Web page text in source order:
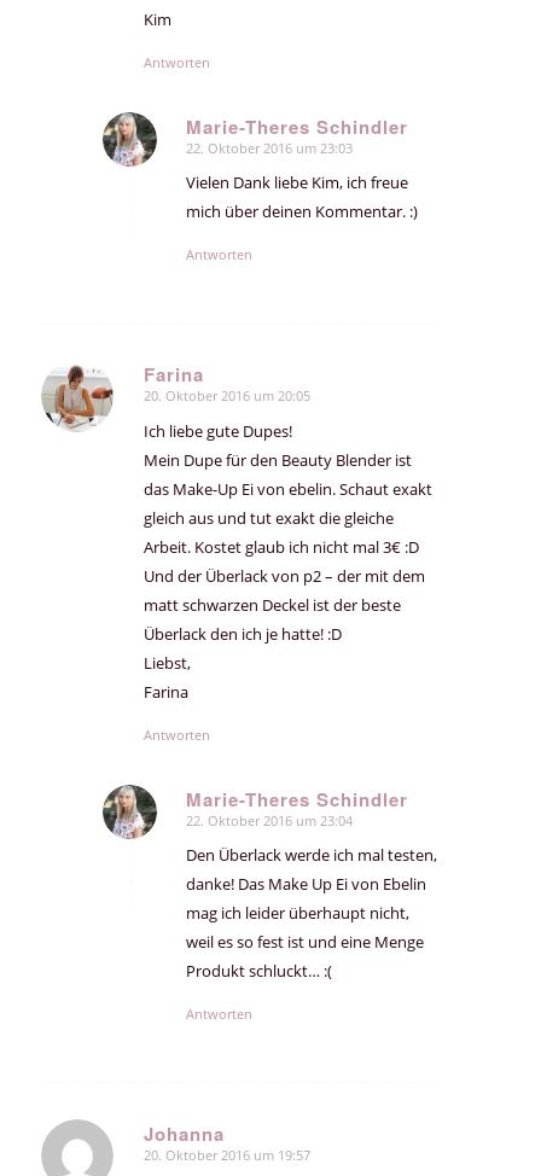
Kim
Antworten
Marie-Theres Schindler
sagte:
22. Oktober 2016 um 23:03
Vielen Dank liebe Kim, ich freue
mich über deinen Kommentar. :)
Antworten
Farina
sagte:
20. Oktober 2016 um 20:05
Ich liebe gute Dupes!
Mein Dupe für den Beauty Blender ist
das Make-Up Ei von ebelin. Schaut exakt
gleich aus und tut exakt die gleiche
Arbeit. Kostet glaub ich nicht mal 3€ :D
Und der Überlack von p2 – der mit dem
matt schwarzen Deckel ist der beste
Überlack den ich je hatte! :D
Liebst,
Farina
Antworten
Marie-Theres Schindler
sagte:
22. Oktober 2016 um 23:04
Den Überlack werde ich mal testen,
danke! Das Make Up Ei von Ebelin
mag ich leider überhaupt nicht,
weil es so fest ist und eine Menge
Produkt schluckt… :(
Antworten
Johanna
sagte:
20. Oktober 2016 um 19:57